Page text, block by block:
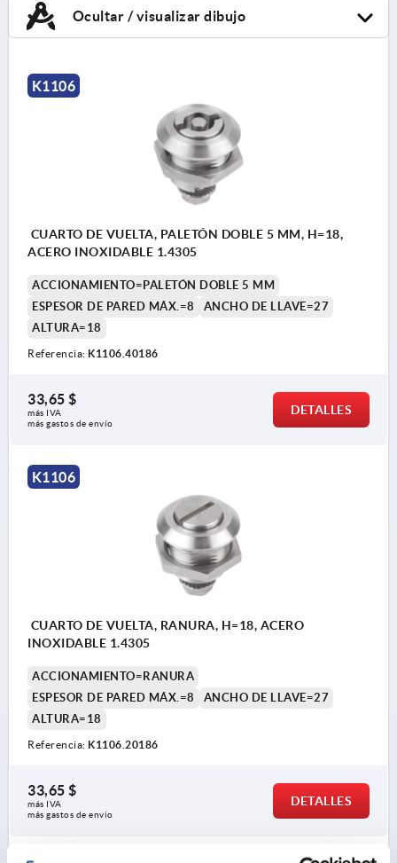
Ocultar / visualizar dibujo
K1106
CUARTO DE VUELTA, PALETÓN DOBLE 5 MM, H=18,
ACERO INOXIDABLE 1.4305
ACCIONAMIENTO=PALETÓN DOBLE 5 MM
ESPESOR DE PARED MÁX.=8
ANCHO DE LLAVE=27
ALTURA=18
Referencia: K1106.40186
33,65 $
más IVA
más gastos de envío
DETALLES
K1106
CUARTO DE VUELTA, RANURA, H=18, ACERO
INOXIDABLE 1.4305
ACCIONAMIENTO=RANURA
ESPESOR DE PARED MÁX.=8
ANCHO DE LLAVE=27
ALTURA=18
Referencia: K1106.20186
33,65 $
más IVA
más gastos de envío
DETALLES